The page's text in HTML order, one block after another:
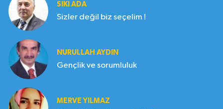
SIKI ADA
Sizler değil biz seçelim !
NURULLAH AYDIN
Gençlik ve sorumluluk
MERVE YILMAZ